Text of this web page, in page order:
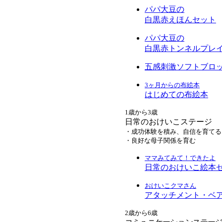
パパ大豆の
白黒赤えほんセット
パパ大豆の
白黒赤トンネルプレ
五感刺激ソフトブロ
3ヶ月からの布絵本
はじめての布絵本
1歳から3歳
日常のおけいこステージ
・成功体験を積み、自信を育てる
・良好な母子関係を育む
ママみてみて！できたよ
日常のおけいこ絵本
おけいこクマさん
アタッチメント・ベ
2歳から6歳